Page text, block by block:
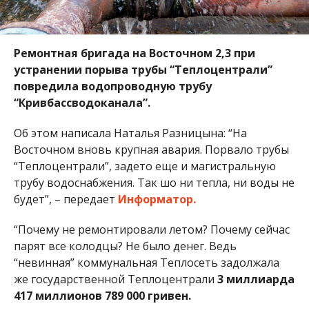
Ремонтная бригада на Восточном 2,3 при
устранении порыва трубы “Теплоцентрали”
повредила водопроводную трубу
“Кривбассводоканала”.
Об этом написала Наталья Разницына: “На
Восточном вновь крупная авария. Порвало трубы
“Теплоцентрали”, задето еще и магистральную
трубу водоснабжения. Так шо ни тепла, ни воды не
будет”, – передает Информатор.
“Почему не ремонтировали летом? Почему сейчас
парят все колодцы? Не было денег. Ведь
“невинная” коммунальная Теплосеть задолжала
же государственной Теплоцентрали 3 миллиарда
417 миллионов 789 000 гривен.